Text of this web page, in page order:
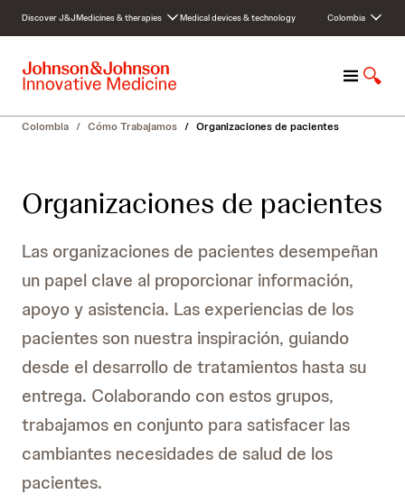
c
Discover J&JMedicines & therapies Medical devices & technology Colombia
M
n
S
o
a
r
h
Colombia / Cómo Trabajamos / Organizaciones de pacientes
Organizaciones de pacientes
Las organizaciones de pacientes desempeñan
un papel clave al proporcionar información,
apoyo y asistencia. Las experiencias de los
pacientes son nuestra inspiración, guiando
desde el desarrollo de tratamientos hasta su
entrega. Colaborando con estos grupos,
trabajamos en conjunto para satisfacer las
cambiantes necesidades de salud de los
pacientes.